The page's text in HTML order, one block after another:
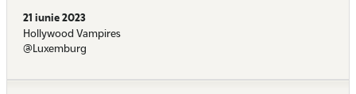
21 iunie 2023
Hollywood Vampires
@Luxemburg